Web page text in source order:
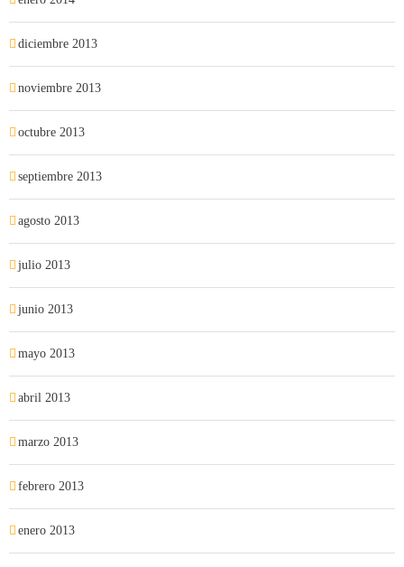
diciembre 2013
noviembre 2013
octubre 2013
septiembre 2013
agosto 2013
julio 2013
junio 2013
mayo 2013
abril 2013
marzo 2013
febrero 2013
enero 2013